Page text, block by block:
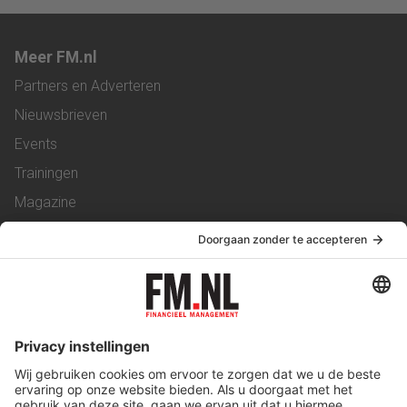
Meer FM.nl
Partners en Adverteren
Nieuwsbrieven
Events
Trainingen
Magazine
Service & Contact
Werken bij ons
Privacy Statement